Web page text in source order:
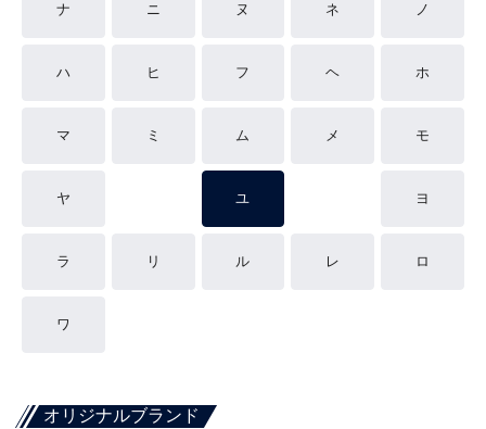
ナ ニ ヌ ネ ノ
ハ ヒ フ ヘ ホ
マ ミ ム メ モ
ヤ ユ ヨ
ラ リ ル レ ロ
ワ
オリジナルブランド